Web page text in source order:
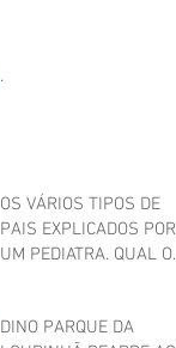
.
OS VÁRIOS TIPOS DE
PAIS EXPLICADOS POR
UM PEDIATRA. QUAL O
DINO PARQUE DA